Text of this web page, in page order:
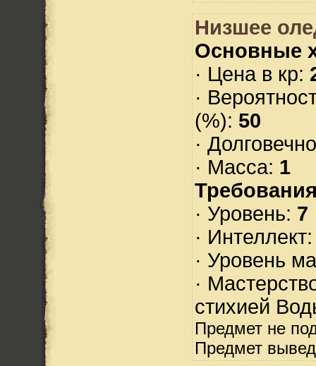
Низшее
Основные
· Цена в кр:
·
(%): 50
·
· Масса: 1
· Уровень: 7
·
· Уровень
·
стихией
Предмет не
Предмет